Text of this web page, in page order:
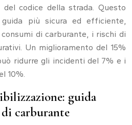
codice della strada. Questo
più sicura ed efficiente,
di carburante, i rischi di
Un miglioramento del 15%
ridurre gli incidenti del 7% e i
10%.
guida
carburante